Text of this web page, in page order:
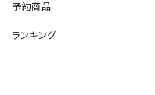
予約商品
ランキング